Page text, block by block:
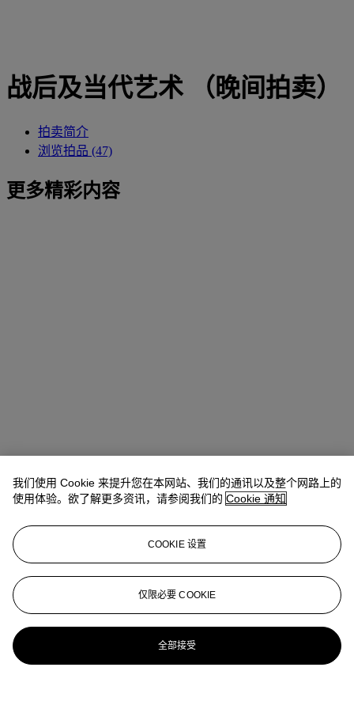
战后及当代艺术 （晚间拍卖）
拍卖简介
浏览拍品 (47)
更多精彩内容
我们使用 Cookie 来提升您在本网站、我们的通讯以及整个网路上的
使用体验。欲了解更多资讯，请参阅我们的 Cookie 通知
COOKIE 设置
仅限必要 COOKIE
全部接受